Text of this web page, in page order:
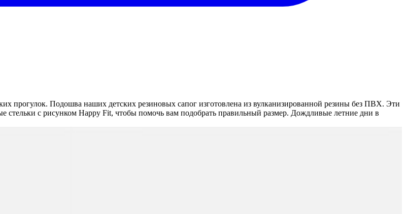
прогулок. Подошва наших детских резиновых сапог изготовлена из вулканизированной резины без ПВХ. Эти
стельки с рисунком Happy Fit, чтобы помочь вам подобрать правильный размер. Дождливые летние дни в